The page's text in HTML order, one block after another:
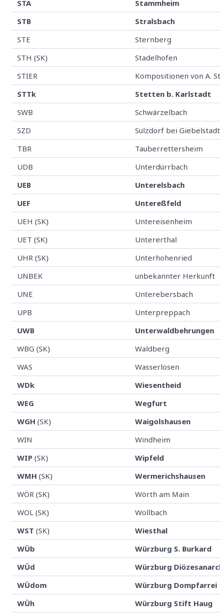
STA
Stammheim
STB
Stralsbach
STE
Sternberg
STH (SK)
Stadelhofen
STIER
Kompositionen von A.
STTk
Stetten b. Karlstadt
SWB
Schwärzelbach
SZD
Sulzdorf bei Giebelstadt
TBR
Tauberrettersheim
UDB
Unterdürrbach
UEB
Unterelsbach
UEF
Untereßfeld
UEH (SK)
Untereisenheim
UET (SK)
Untererthal
UHR (SK)
Unterhohenried
UNBEK
unbekannter Herkunft
UNE
Unterebersbach
UPB
Unterpreppach
UWB
Unterwaldbehrungen
WBG (SK)
Waldberg
WAS
Wasserlosen
WDk
Wiesentheid
WEG
Wegfurt
WGH(SK)
Waigolshausen
WIN
Windheim
WIP(SK)
Wipfeld
WMH(SK)
Wermerichshausen
WÖR (SK)
Wörth am Main
WOL (SK)
Wollbach
WST(SK)
Wiesthal
WÜb
Würzburg S. Burkard
WÜd
Würzburg
WÜdom
Würzburg Dompfarrei
WÜh
Würzburg Stift Haug